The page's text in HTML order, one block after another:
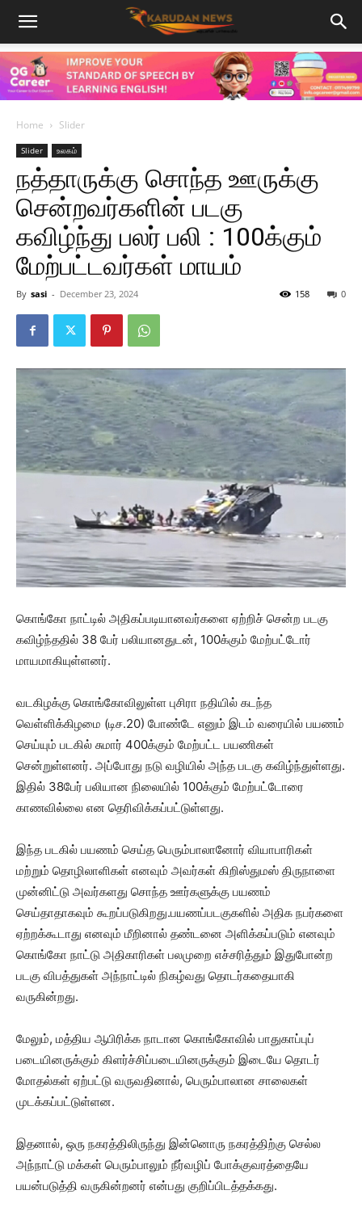
Home Slider
Slider உலகம்
நத்தாருக்கு சொந்த ஊருக்கு
சென்றவர்களின் படகு
கவிழ்ந்து பலர் பலி : 100க்கும்
மேற்பட்டவர்கள் மாயம்
By sasi - December 23, 2024 0
158
கொங்கோ நாட்டில் அதிகப்படியானவர்களை ஏற்றிச் சென்ற படகு
கவிழ்ந்ததில் 38 பேர் பலியானதுடன், 100க்கும் மேற்பட்டோர்
மாயமாகியுள்ளனர்.
வடகிழக்கு கொங்கோவிலுள்ள புசிரா நதியில் கடந்த
வெள்ளிக்கிழமை (டிச.20) போண்டே எனும் இடம் வரையில் பயணம்
செய்யும் படகில் சுமார் 400க்கும் மேற்பட்ட பயணிகள்
சென்றுள்ளனர். அப்போது நடு வழியில் அந்த படகு கவிழ்ந்துள்ளது.
இதில் 38பேர் பலியான நிலையில் 100க்கும் மேற்பட்டோரை
காணவில்லை என தெரிவிக்கப்பட்டுள்ளது.
இந்த படகில் பயணம் செய்த பெரும்பாலானோர் வியாபாரிகள்
மற்றும் தொழிலாளிகள் எனவும் அவர்கள் கிறிஸ்துமஸ் திருநாளை
முன்னிட்டு அவர்களது சொந்த ஊர்களுக்கு பயணம்
செய்தாதாகவும் கூறப்படுகிறது.பயணப்படகுகளில் அதிக நபர்களை
ஏற்றக்கூடாது எனவும் மீறினால் தண்டனை அளிக்கப்படும் எனவும்
கொங்கோ நாட்டு அதிகாரிகள் பலமுறை எச்சரித்தும் இதுபோன்ற
படகு விபத்துகள் அந்நாட்டில் நிகழ்வது தொடர்கதையாகி
வருகின்றது.
மேலும், மத்திய ஆபிரிக்க நாடான கொங்கோவில் பாதுகாப்புப்
படையினருக்கும் கிளர்ச்சிப்படையினருக்கும் இடையே தொடர்
மோதல்கள் ஏற்பட்டு வருவதினால், பெரும்பாலான சாலைகள்
முடக்கப்பட்டுள்ளன.
இதனால், ஒரு நகரத்திலிருந்து இன்னொரு நகரத்திற்கு செல்ல
அந்நாட்டு மக்கள் பெரும்பாலும் நீர்வழிப் போக்குவரத்தையே
பயன்படுத்தி வருகின்றனர் என்பது குறிப்பிடத்தக்கது.